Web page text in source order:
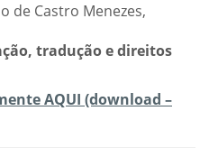
de Castro Menezes,
tradução e direitos
AQUI (download –